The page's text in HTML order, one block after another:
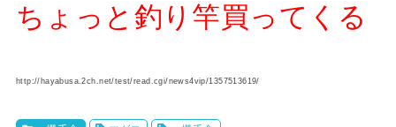
ちょっと釣り竿買ってくる
http://hayabusa.2ch.net/test/read.cgi/news4vip/1357513619/